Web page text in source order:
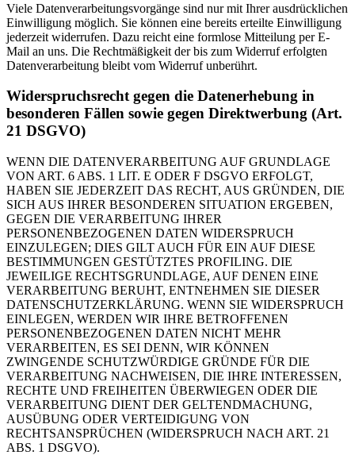
Viele Datenverarbeitungsvorgänge sind nur mit Ihrer ausdrücklichen
Einwilligung möglich. Sie können eine bereits erteilte Einwilligung
jederzeit widerrufen. Dazu reicht eine formlose Mitteilung per E-
Mail an uns. Die Rechtmäßigkeit der bis zum Widerruf erfolgten
Datenverarbeitung bleibt vom Widerruf unberührt.
Widerspruchsrecht gegen die Datenerhebung in
besonderen Fällen sowie gegen Direktwerbung (Art.
21 DSGVO)
WENN DIE DATENVERARBEITUNG AUF GRUNDLAGE
VON ART. 6 ABS. 1 LIT. E ODER F DSGVO ERFOLGT,
HABEN SIE JEDERZEIT DAS RECHT, AUS GRÜNDEN, DIE
SICH AUS IHRER BESONDEREN SITUATION ERGEBEN,
GEGEN DIE VERARBEITUNG IHRER
PERSONENBEZOGENEN DATEN WIDERSPRUCH
EINZULEGEN; DIES GILT AUCH FÜR EIN AUF DIESE
BESTIMMUNGEN GESTÜTZTES PROFILING. DIE
JEWEILIGE RECHTSGRUNDLAGE, AUF DENEN EINE
VERARBEITUNG BERUHT, ENTNEHMEN SIE DIESER
DATENSCHUTZERKLÄRUNG. WENN SIE WIDERSPRUCH
EINLEGEN, WERDEN WIR IHRE BETROFFENEN
PERSONENBEZOGENEN DATEN NICHT MEHR
VERARBEITEN, ES SEI DENN, WIR KÖNNEN
ZWINGENDE SCHUTZWÜRDIGE GRÜNDE FÜR DIE
VERARBEITUNG NACHWEISEN, DIE IHRE INTERESSEN,
RECHTE UND FREIHEITEN ÜBERWIEGEN ODER DIE
VERARBEITUNG DIENT DER GELTENDMACHUNG,
AUSÜBUNG ODER VERTEIDIGUNG VON
RECHTSANSPRÜCHEN (WIDERSPRUCH NACH ART. 21
ABS. 1 DSGVO).